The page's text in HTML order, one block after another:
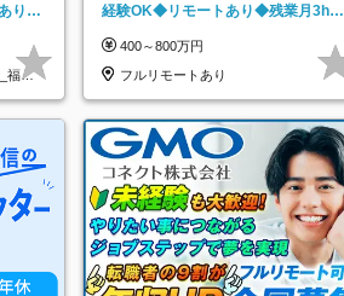
り*
福岡
経験OK◆リモートあり◆残業月3h◆
400～800万円
フルリモートあり